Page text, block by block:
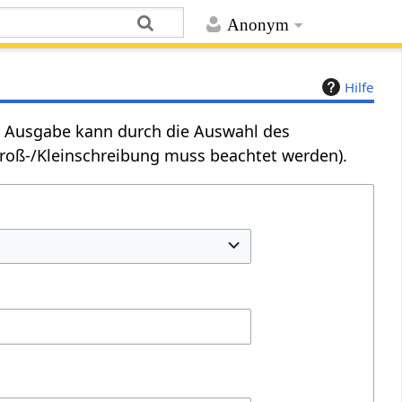
Anonym
Hilfe
kann durch die Auswahl des
Kleinschreibung muss beachtet werden).